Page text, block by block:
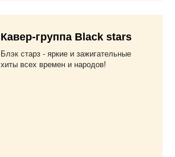
Кавер-группа Black stars
Блэк старз - яркие и зажигательные
хиты всех времен и народов!